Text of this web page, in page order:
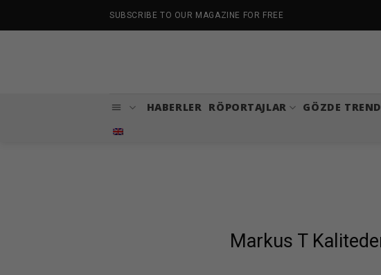
SUBSCRIBE TO OUR MAGAZINE FOR FREE
HABERLER RÖPORTAJLAR GÖZDE TREND
Markus T